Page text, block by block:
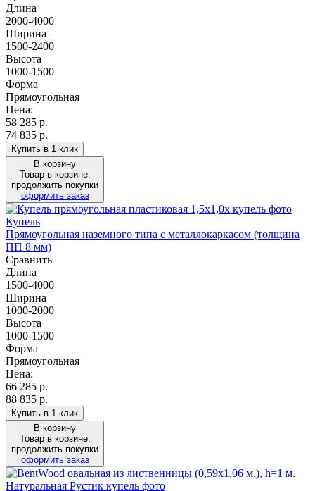
Длина
2000-4000
Ширина
1500-2400
Высота
1000-1500
Форма
Прямоугольная
Цена:
58 285 р.
74 835 р.
Купить в 1 клик
В корзину
Товар в корзине.
продолжить покупки
оформить заказ
Купель
Прямоугольная наземного типа с металлокаркасом (толщина
ПП 8 мм)
Сравнить
Длина
1500-4000
Ширина
1000-2000
Высота
1000-1500
Форма
Прямоугольная
Цена:
66 285 р.
88 835 р.
Купить в 1 клик
В корзину
Товар в корзине.
продолжить покупки
оформить заказ